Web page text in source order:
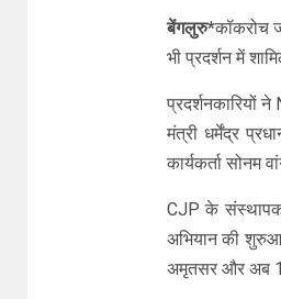
बेंगलुरु*कॉकरोच
भी प्रदर्शन में
प्रदर्शनकारियों
मंत्री धर्मेंद्र
कार्यकर्ता सोनम
CJP के
अभियान की
अमृतसर और अब